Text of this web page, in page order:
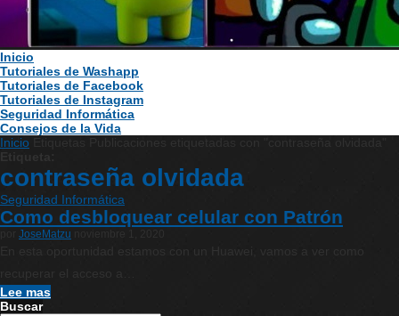
Inicio
Tutoriales de Washapp
Tutoriales de Facebook
Tutoriales de Instagram
Seguridad Informática
Consejos de la Vida
Inicio
Etiqueta:
contraseña olvidada
Seguridad Informática
Como desbloquear celular con Patrón
JoseMatzu
En esta oportunidad estamos con un Huawei, vamos a ver como
Lee mas
Buscar